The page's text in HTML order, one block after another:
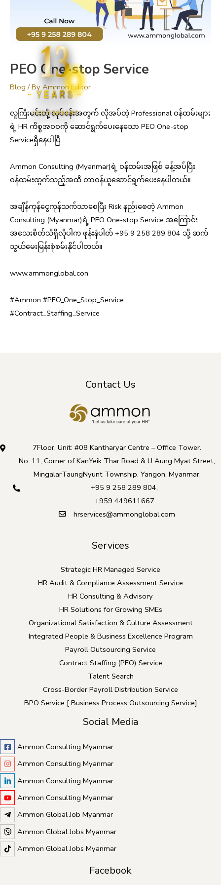
13
YEARS
ANNIVERSARY
PEO One-stop Service
Blog / By Ammon Editor
လူကြီးမင်းတို့ လုပ်ငန်းအတွက် လိုအပ်တဲ့ Professional ဝန်ထမ်းများ
ရဲ့ HR ကိစ္စအဝဝကို ဆောင်ရွက်ပေးနေသော PEO One-stop
Serviceရှိနေပါပြီ
Ammon Consulting (Myanmar)ရဲ့ ဝန်ထမ်းအဖြစ် ခန့်အပ်ပြီး
ဝန်ထမ်းထွက်သည့်အထိ တာဝန်ယူဆောင်ရွက်ပေးနေပါတယ်။
အချိန်ကုန်ငွေကုန်သက်သာစေပြီး Risk နည်းစေတဲ့ Ammon
Consulting (Myanmar)ရဲ့ PEO One-stop Service အကြောင်း
အသေးစိတ်သိရှိလိုပါက ဖုန်းနံပါတ် +95 9 258 289 804 သို့ ဆက်
သွယ်မေးမြန်းစုံစမ်းနိုင်ပါတယ်။
www.ammonglobal.con
#Ammon #PEO_One_Stop_Service
#Contract_Staffing_Service
Contact Us
7Floor, Unit: #08 Kantharyar Centre – Office Tower.
No. 11, Corner of KanYeik Thar Road & U Aung Myat Street,
MingalarTaungNyunt Township, Yangon, Myanmar.
+95 9 258 289 804,
+959 449611667
hrservices@ammonglobal.com
Services
Strategic HR Managed Service
HR Audit & Compliance Assessment Service
HR Consulting & Advisory
HR Solutions for Growing SMEs
Organizational Satisfaction & Culture Assessment
Integrated People & Business Excellence Program
Payroll Outsourcing Service
Contract Staffing (PEO) Service
Talent Search
Cross-Border Payroll Distribution Service
BPO Service [ Business Process Outsourcing Service]
Social Media
Ammon Consulting Myanmar
Ammon Consulting Myanmar
Ammon Consulting Myanmar
Ammon Consulting Myanmar
Ammon Global Job Myanmar
Ammon Global Jobs Myanmar
Ammon Global Jobs Myanmar
Facebook